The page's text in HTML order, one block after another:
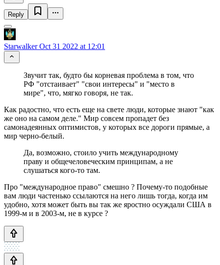
Reply
StarwalkerOct 31 2022 at 12:01
Звучит так, будто бы корневая проблема в том, что
РФ "отстаивает" "свои интересы" и "место в
мире", что, мягко говоря, не так.
Как радостно, что есть еще на свете люди, которые знают "как
же оно на самом деле." Мир совсем пропадет без
самонадеянных оптимистов, у которых все дороги прямые, а
мир черно-белый.
Да, возможно, стоило учить международному
праву и общечеловеческим принципам, а не
слушаться кого-то там.
Про "международное право" смешно ? Почему-то подобные
вам люди частенько ссылаются на него лишь тогда, когда им
удобно, хотя может быть вы так же яростно осуждали США в
1999-м и в 2003-м, не в курсе ?